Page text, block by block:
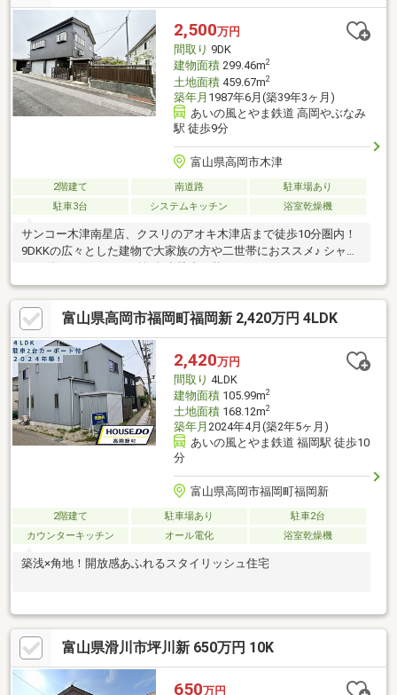
2,500万円
間取り 9DK
建物面積299.46m2
土地面積459.67m2
築年月 1987年6月(築39年3ヶ月)
あいの風とやま鉄道 高岡やぶなみ
駅 徒歩9分
富山県高岡市木津
2階建て 南道路
駐車場あり
駐車3台
システムキッチン 浴室乾燥機
サンコー木津南星店、クスリのアオキ木津店まで徒歩10分圏内！
9DKKの広々とした建物で大家族の方や二世帯におススメ♪ シャッ
富山県高岡市福岡町福岡新 2,420万円 4LDK
2,420万円
間取り 4LDK
建物面積105.99m2
土地面積168.12m2
築年月 2024年4月(築2年5ヶ月)
あいの風とやま鉄道 福岡駅 徒歩10
分
富山県高岡市福岡町福岡新
2階建て 駐車場あり
駐車2台
カウンターキッチン
オール電化 浴室乾燥機
築浅×角地！開放感あふれるスタイリッシュ住宅
富山県滑川市坪川新 650万円 10K
650万円